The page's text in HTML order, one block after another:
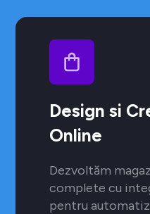
Design si
Online
Dezvoltăm
complete cu
pentru